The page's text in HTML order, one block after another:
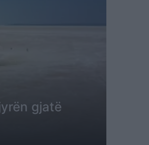
gjatë